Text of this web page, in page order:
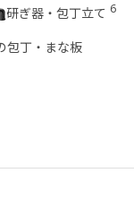
研ぎ器・包丁立て 6
包丁・まな板